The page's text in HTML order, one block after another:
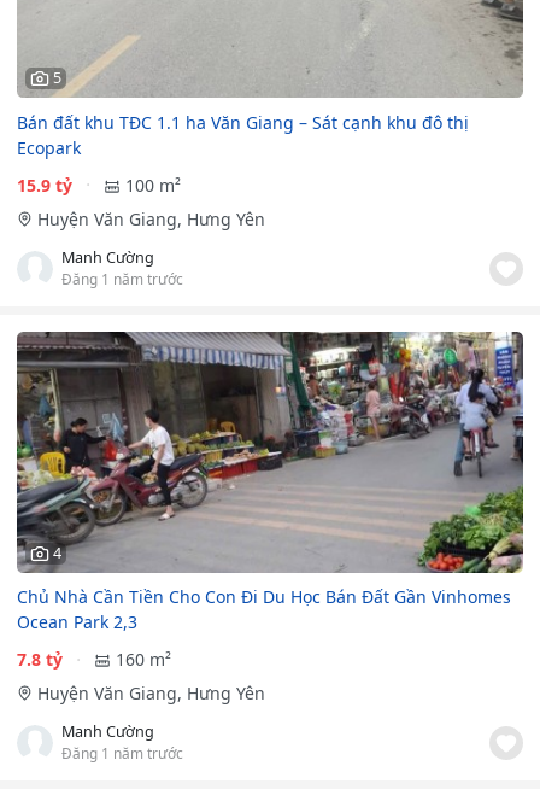
5
Bán đất khu TĐC 1.1 ha Văn Giang – Sát cạnh khu đô thị
Ecopark
15.9 tỷ
100 m²
Huyện Văn Giang, Hưng Yên
Manh Cường
Đăng 1 năm trước
4
Chủ Nhà Cần Tiền Cho Con Đi Du Học Bán Đất Gần Vinhomes
Ocean Park 2,3
7.8 tỷ
160 m²
Huyện Văn Giang, Hưng Yên
Manh Cường
Đăng 1 năm trước